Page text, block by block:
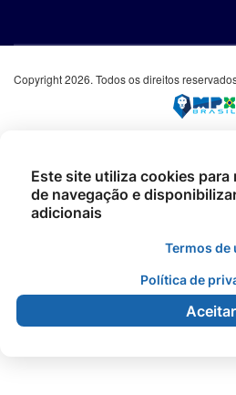
Copyright 2026. Todos os direitos
Este site utiliza cookies para
de navegação e
adicionais
Termos de
Política de
Aceitar